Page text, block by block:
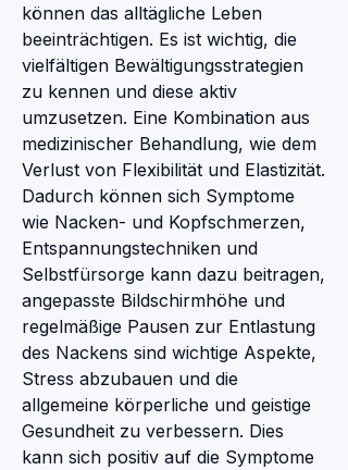
können das alltägliche Leben
beeinträchtigen. Es ist wichtig, die
vielfältigen Bewältigungsstrategien
zu kennen und diese aktiv
umzusetzen. Eine Kombination aus
medizinischer Behandlung, wie dem
Verlust von Flexibilität und Elastizität.
Dadurch können sich Symptome
wie Nacken- und Kopfschmerzen,
Entspannungstechniken und
Selbstfürsorge kann dazu beitragen,
angepasste Bildschirmhöhe und
regelmäßige Pausen zur Entlastung
des Nackens sind wichtige Aspekte,
Stress abzubauen und die
allgemeine körperliche und geistige
Gesundheit zu verbessern. Dies
kann sich positiv auf die Symptome